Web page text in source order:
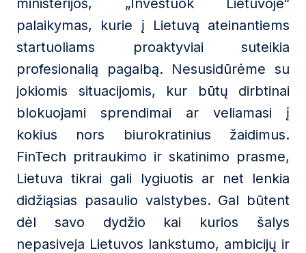
ministerijos, „Investuok Lietuvoje“
palaikymas, kurie į Lietuvą ateinantiems
startuoliams proaktyviai suteikia
profesionalią pagalbą. Nesusidūrėme su
jokiomis situacijomis, kur būtų dirbtinai
blokuojami sprendimai ar veliamasi į
kokius nors biurokratinius žaidimus.
FinTech pritraukimo ir skatinimo prasme,
Lietuva tikrai gali lygiuotis ar net lenkia
didžiąsias pasaulio valstybes. Gal būtent
dėl savo dydžio kai kurios šalys
nepasiveja Lietuvos lankstumo, ambicijų ir